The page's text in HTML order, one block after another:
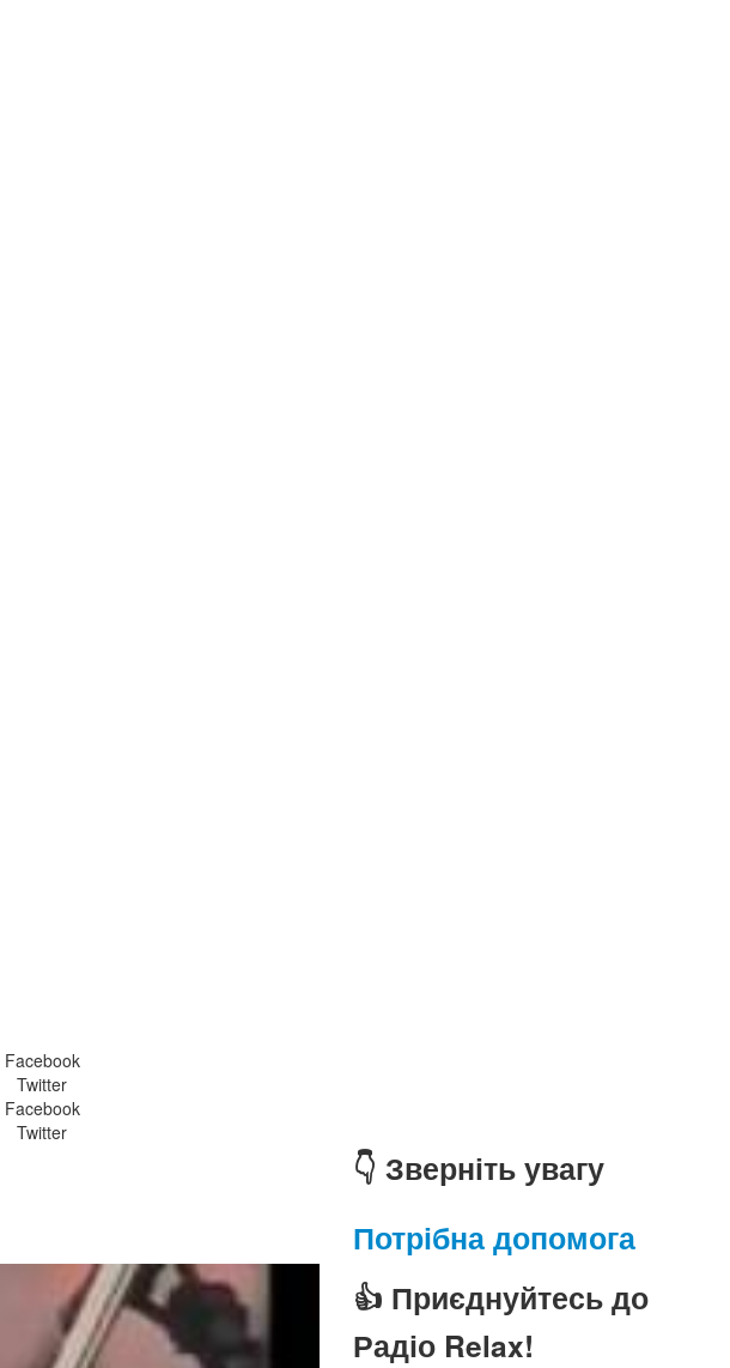
Facebook
Twitter
Facebook
Twitter
👇 Зверніть увагу
Потрібна допомога
👍 Приєднуйтесь до
Радіо Relax!